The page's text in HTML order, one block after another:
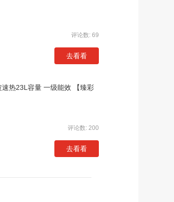
评论数: 69
去看看
热23L容量 一级能效 【臻彩
评论数: 200
去看看